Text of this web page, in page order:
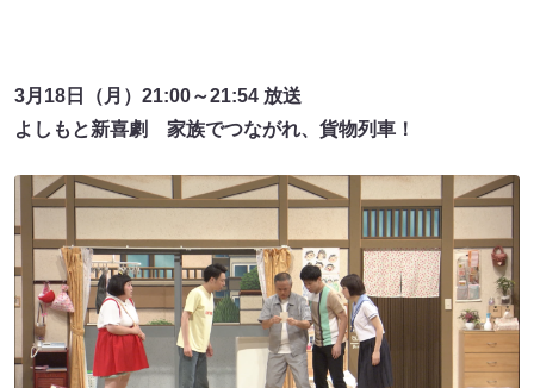
3月18日（月）21:00～21:54 放送
よしもと新喜劇 家族でつながれ、貨物列車！